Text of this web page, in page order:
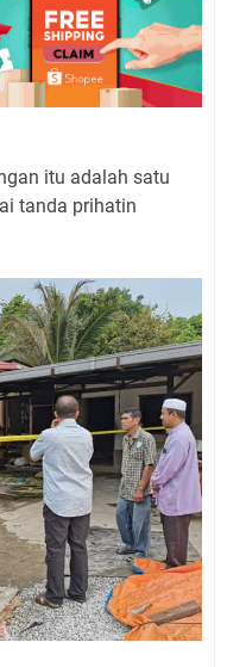
itu adalah satu
tanda prihatin